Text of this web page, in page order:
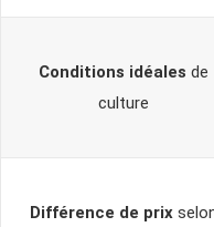
Conditions idéales de
culture
Différence de prix